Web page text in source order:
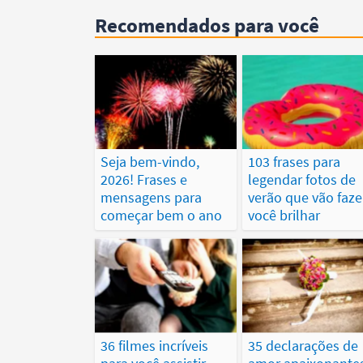
Recomendados para você
Seja bem-vindo,
2026! Frases e
mensagens para
começar bem o ano
103 frases para
legendar fotos de
verão que vão
você brilhar
36 filmes incríveis
35 declarações de